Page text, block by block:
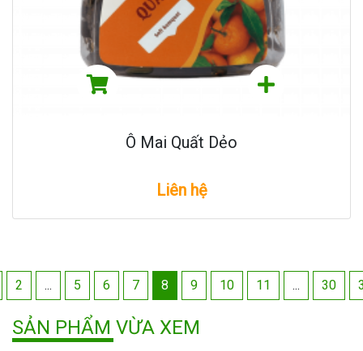
Ô Mai Quất Dẻo
Liên hệ
2 ... 5 6 7 8 9 10 11 ... 30
SẢN PHẨM VỪA XEM